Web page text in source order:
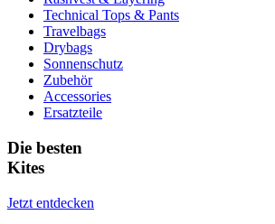
Technical Tops & Pants
Travelbags
Drybags
Sonnenschutz
Zubehör
Accessories
Ersatzteile
Die besten
Kites
Jetzt entdecken